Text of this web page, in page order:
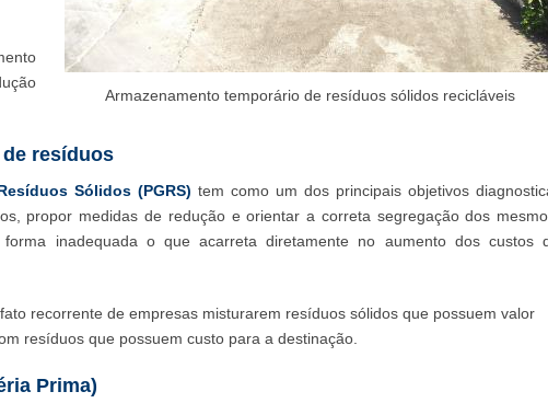
Armazenamento temporário de resíduos sólidos recicláveis
resíduos
Sólidos (PGRS) tem como um dos principais objetivos
propor medidas de redução e orientar a correta segregação dos
inadequada o que acarreta diretamente no aumento dos custos
recorrente de empresas misturarem resíduos sólidos que possuem valor
resíduos que possuem custo para a destinação.
Prima)